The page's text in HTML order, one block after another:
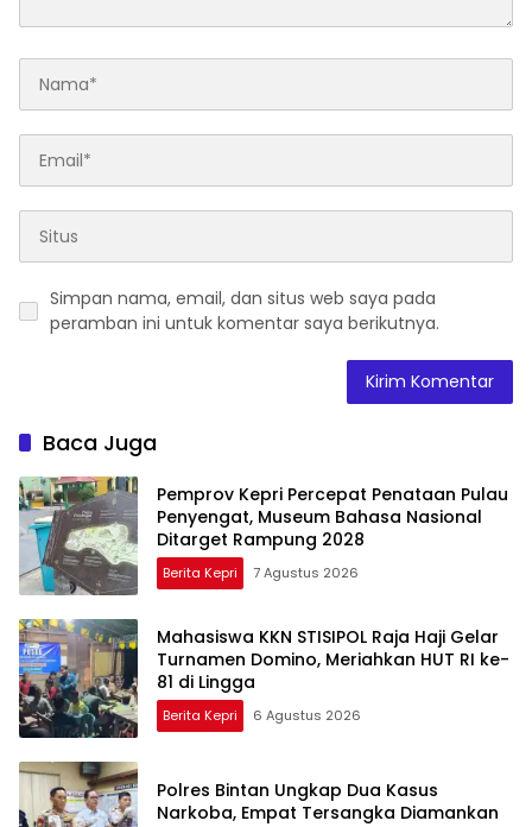
Simpan nama, email, dan situs web saya pada
peramban ini untuk komentar saya berikutnya.
Baca Juga
Pemprov Kepri Percepat Penataan Pulau
Penyengat, Museum Bahasa Nasional
Ditarget Rampung 2028
Berita Kepri 7 Agustus 2026
Mahasiswa KKN STISIPOL Raja Haji Gelar
Turnamen Domino, Meriahkan HUT RI ke-
81 di Lingga
Berita Kepri 6 Agustus 2026
Polres Bintan Ungkap Dua Kasus
Narkoba, Empat Tersangka Diamankan